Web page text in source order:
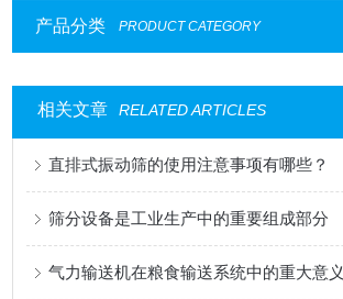
产品分类 PRODUCT CATEGORY
相关文章 RELATED ARTICLES
直排式振动筛的使用注意事项有哪些？
筛分设备是工业生产中的重要组成部分
气力输送机在粮食输送系统中的重大意义